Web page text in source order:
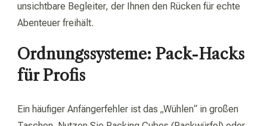
unsichtbare Begleiter, der Ihnen den Rücken für echte
Abenteuer freihält.
Ordnungssysteme: Pack-Hacks
für Profis
Ein häufiger Anfängerfehler ist das „Wühlen“ in großen